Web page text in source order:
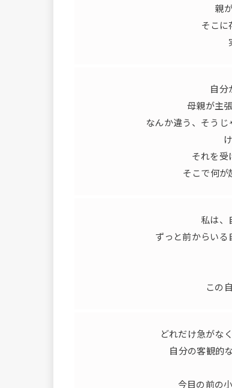
親
そこに
自分
母親が主
なんか違う、そうじ
それを受
そこで何が
私は、
ずっと前からいる
この
どれだけ急がな
自分の客観的
今目の前の